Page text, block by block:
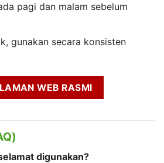
pagi dan malam sebelum
gunakan secara konsisten
WEB RASMI
digunakan?